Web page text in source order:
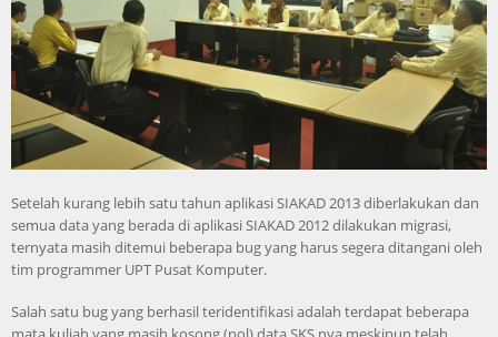
Setelah kurang lebih satu tahun aplikasi SIAKAD 2013 diberlakukan dan
semua data yang berada di aplikasi SIAKAD 2012 dilakukan migrasi,
ternyata masih ditemui beberapa bug yang harus segera ditangani oleh
tim programmer UPT Pusat Komputer.
Salah satu bug yang berhasil teridentifikasi adalah terdapat beberapa